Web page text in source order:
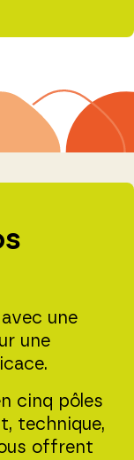
une
une
cinq pôles
technique,
offrent